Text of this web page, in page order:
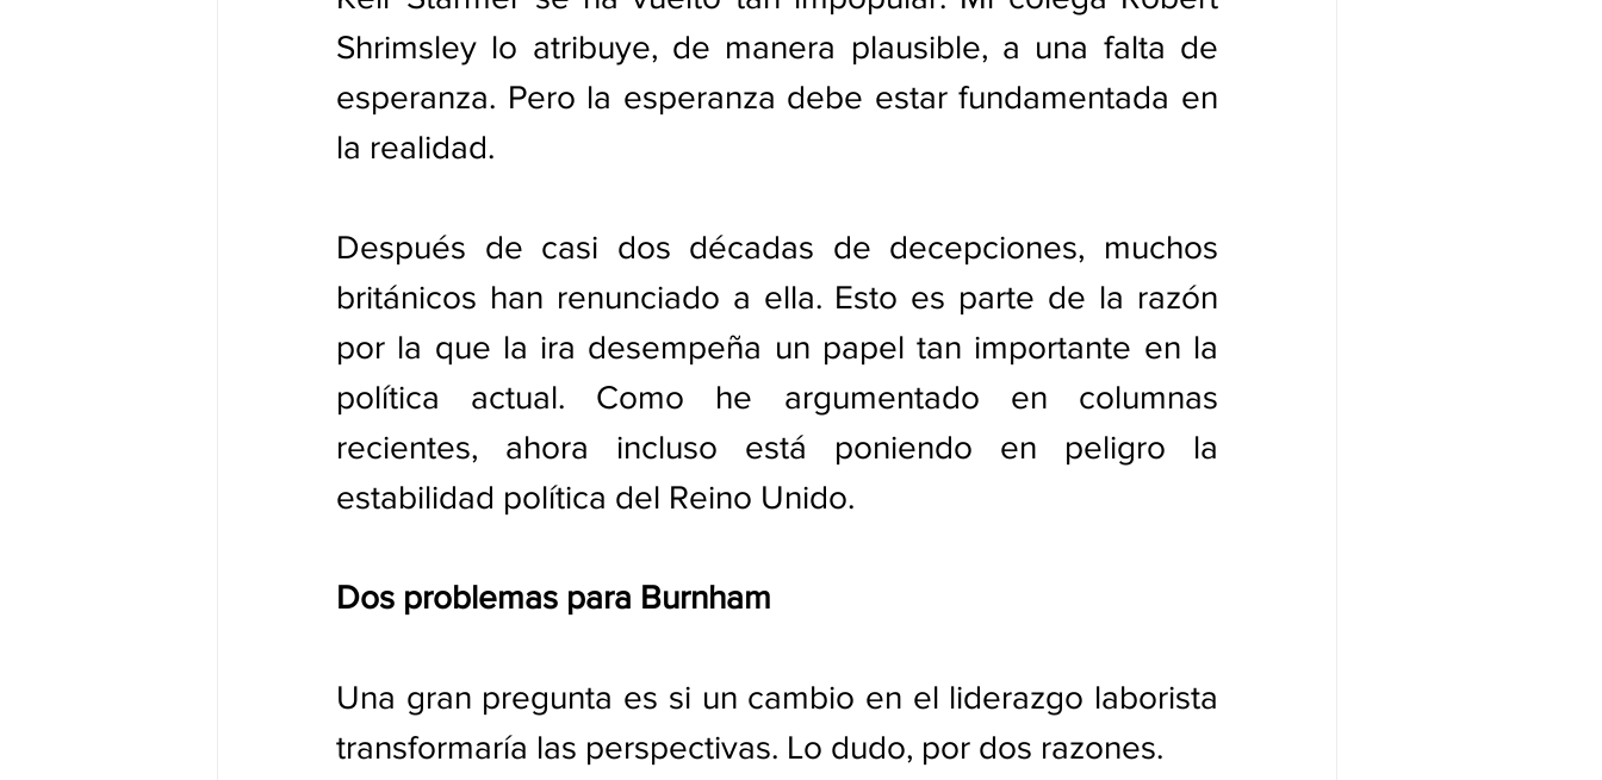
Shrimsley lo atribuye, de manera plausible, a una falta de
esperanza. Pero la esperanza debe estar fundamentada en
la realidad.
Después de casi dos décadas de decepciones, muchos
británicos han renunciado a ella. Esto es parte de la razón
por la que la ira desempeña un papel tan importante en la
política actual. Como he argumentado en columnas
recientes, ahora incluso está poniendo en peligro la
estabilidad política del Reino Unido.
Dos problemas para Burnham
Una gran pregunta es si un cambio en el liderazgo laborista
transformaría las perspectivas. Lo dudo, por dos razones.